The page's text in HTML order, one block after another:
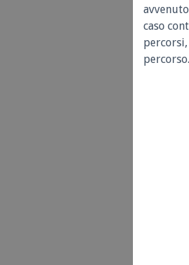
caso
percorso.